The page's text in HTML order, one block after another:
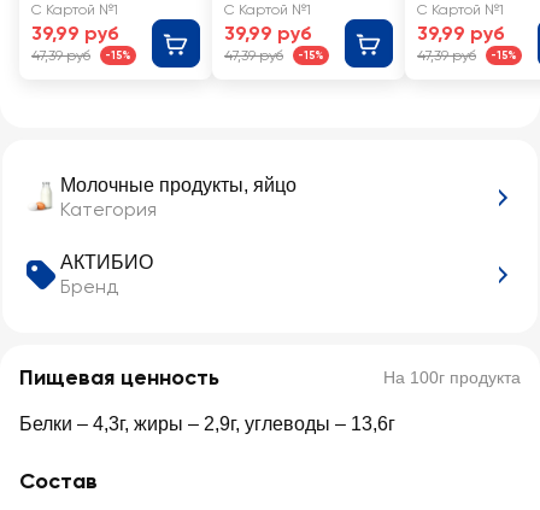
Молочные продукты, яйцо
Категория
АКТИБИО
Бренд
Пищевая ценность На 100г продукта
Белки – 4,3г, жиры – 2,9г, углеводы – 13,6г
Состав
без змж
С Картой №1
39,99 руб
47,39 руб -15%
С Картой №1
39,99 руб
47,39 руб -15%
С Картой №1
39,99 руб
47,39 руб -15%